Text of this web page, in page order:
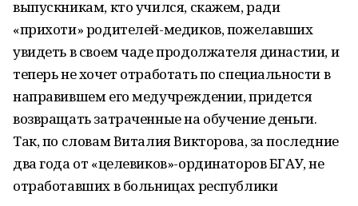
выпускникам, кто учился, скажем, ради
«прихоти» родителей-медиков, пожелавших
увидеть в своем чаде продолжателя династии, и
теперь не хочет отработать по специальности в
направившем его медучреждении, придется
возвращать затраченные на обучение деньги.
Так, по словам Виталия Викторова, за последние
два года от «целевиков»-ординаторов БГАУ, не
отработавших в больницах республики